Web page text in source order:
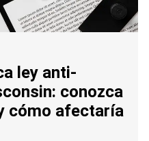
ley anti-
conozca
cómo afectaría